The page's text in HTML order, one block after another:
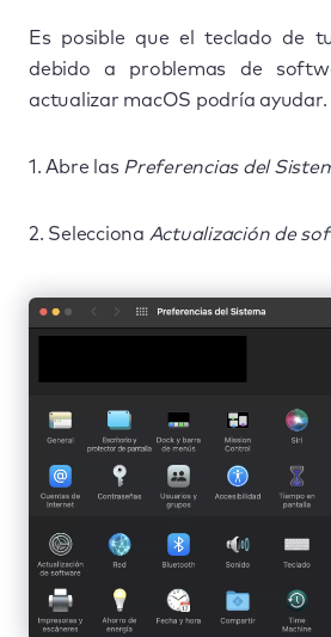
Es posible que el teclado de
debido a problemas de
actualizar macOS podría ayudar.
1. Abre las Preferencias del
2. Selecciona Actualización de